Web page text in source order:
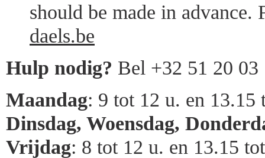
should be made in advance.
daels.be
Hulp nodig? Bel +32 51 20 03
Maandag: 9 tot 12 u. en 13.15
Dinsdag, Woensdag,
Vrijdag: 8 tot 12 u. en 13.15